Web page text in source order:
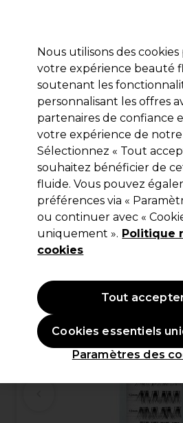
Marques Bons plans Coiffure
Livraison et
lire la suite
Ardell
Ardell Refill Seamless
)
5,49 €Hors TVA(TARIF
6,59 €TVA incluse)
Nous utilisons des
votre expérience beauté
soutenant les
personnalisant les offres
partenaires de confiance
votre expérience de
Sélectionnez « Tout
souhaitez bénéficier de
fluide. Vous pouvez
préférences via «
ou continuer avec «
uniquement ». Politique
cookies
Paramètres des
Cookies essentiels
Tout